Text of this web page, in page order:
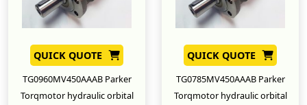
QUICK QUOTE
TG0960MV450AAAB Parker
Torqmotor hydraulic orbital
QUICK QUOTE
TG0785MV450AAAB Parker
Torqmotor hydraulic orbital